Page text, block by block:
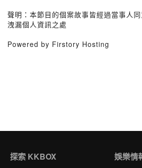
聲明：本節目的個案故事皆經過當事人
洩漏個人資訊之處
Powered by Firstory Hosting
探索 KKBOX 娛樂情